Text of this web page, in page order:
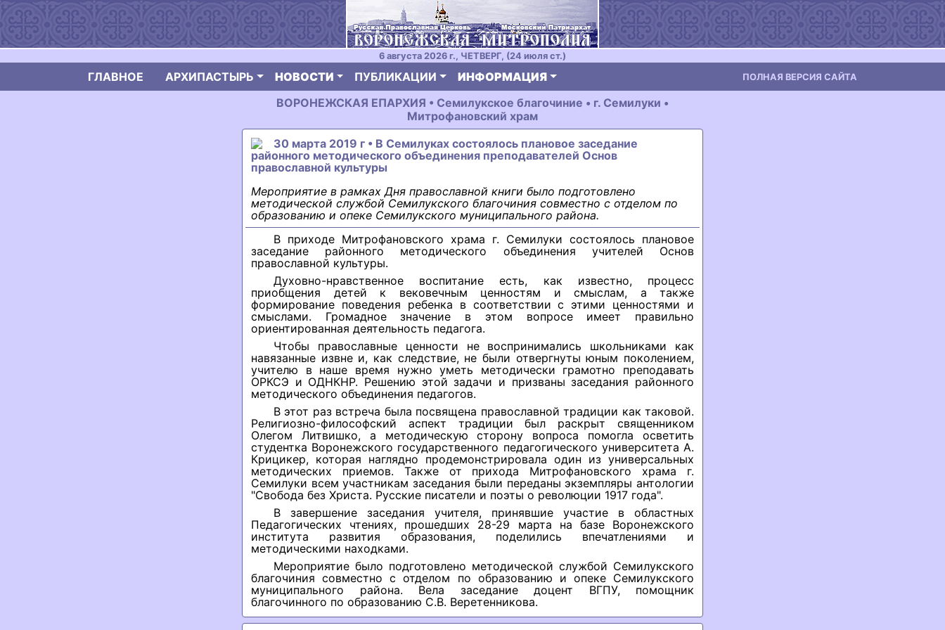
6 августа 2026 г., ЧЕТВЕРГ, (24 июля ст.)
ГЛАВНОЕ АРХИПАСТЫРЬ НОВОСТИ ПУБЛИКАЦИИ ИНФОРМАЦИЯ ПОЛНАЯ ВЕРСИЯ САЙТА
ВОРОНЕЖСКАЯ ЕПАРХИЯ • Семилукское благочиние • г. Семилуки •
Митрофановский храм
30 марта 2019 г • В Семилуках состоялось плановое заседание
районного методического объединения преподавателей Основ
православной культуры
Мероприятие в рамках Дня православной книги было подготовлено
методической службой Семилукского благочиния совместно с отделом по
образованию и опеке Семилукского муниципального района.
В приходе Митрофановского храма г. Семилуки состоялось плановое
заседание районного методического объединения учителей Основ
православной культуры.
Духовно-нравственное воспитание есть, как известно, процесс
приобщения детей к вековечным ценностям и смыслам, а также
формирование поведения ребенка в соответствии с этими ценностями и
смыслами. Громадное значение в этом вопросе имеет правильно
ориентированная деятельность педагога.
Чтобы православные ценности не воспринимались школьниками как
навязанные извне и, как следствие, не были отвергнуты юным поколением,
учителю в наше время нужно уметь методически грамотно преподавать
ОРКСЭ и ОДНКНР. Решению этой задачи и призваны заседания районного
методического объединения педагогов.
В этот раз встреча была посвящена православной традиции как таковой.
Религиозно-философский аспект традиции был раскрыт священником
Олегом Литвишко, а методическую сторону вопроса помогла осветить
студентка Воронежского государственного педагогического университета А.
Крицикер, которая наглядно продемонстрировала один из универсальных
методических приемов. Также от прихода Митрофановского храма г.
Семилуки всем участникам заседания были переданы экземпляры антологии
"Свобода без Христа. Русские писатели и поэты о революции 1917 года".
В завершение заседания учителя, принявшие участие в областных
Педагогических чтениях, прошедших 28-29 марта на базе Воронежского
института развития образования, поделились впечатлениями и
методическими находками.
Мероприятие было подготовлено методической службой Семилукского
благочиния совместно с отделом по образованию и опеке Семилукского
муниципального района. Вела заседание доцент ВГПУ, помощник
благочинного по образованию С.В. Веретенникова.